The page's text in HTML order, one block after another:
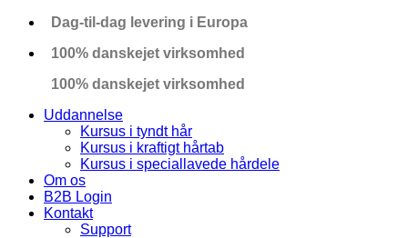
Dag-til-dag levering i Europa
100% danskejet virksomhed
100% danskejet virksomhed
Uddannelse
Kursus i tyndt hår
Kursus i kraftigt hårtab
Kursus i speciallavede hårdele
Om os
B2B Login
Kontakt
Support